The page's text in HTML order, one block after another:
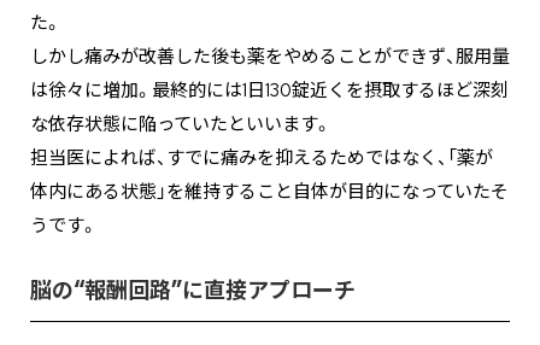
た。
しかし痛みが改善した後も薬をやめることができず、服用量
は徐々に増加。最終的には1日130錠近くを摂取するほど深刻
な依存状態に陥っていたといいます。
担当医によれば、すでに痛みを抑えるためではなく、「薬が
体内にある状態」を維持すること自体が目的になっていたそ
うです。
脳の“報酬回路”に直接アプローチ